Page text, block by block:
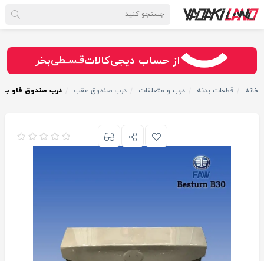
از حساب دیجی‌کالات
سـریــع
امـــــن
قـسـطیبخر
خانه قطعات بدنه درب و متعلقات درب صندوق عقب درب صندوق فاو